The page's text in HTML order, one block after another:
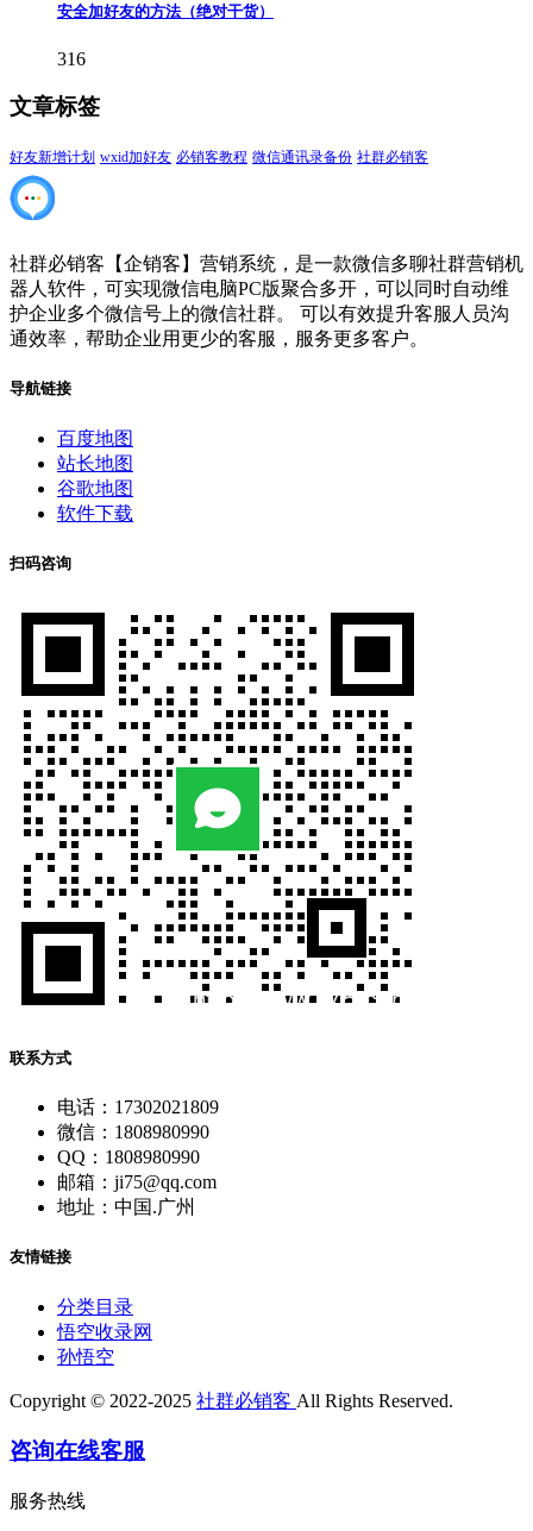
安全加好友的方法（绝对干货）
316
文章标签
好友新增计划 wxid加好友 必销客教程 微信通讯录备份 社群必销客
社群必销客【企销客】营销系统，是一款微信多聊社群营销机
器人软件，可实现微信电脑PC版聚合多开，可以同时自动维
护企业多个微信号上的微信社群。 可以有效提升客服人员沟
通效率，帮助企业用更少的客服，服务更多客户。
导航链接
百度地图
站长地图
谷歌地图
软件下载
扫码咨询
联系方式
电话：17302021809
微信：1808980990
QQ：1808980990
邮箱：ji75@qq.com
地址：中国.广州
友情链接
分类目录
悟空收录网
孙悟空
Copyright © 2022-2025 社群必销客 All Rights Reserved.
咨询在线客服
服务热线